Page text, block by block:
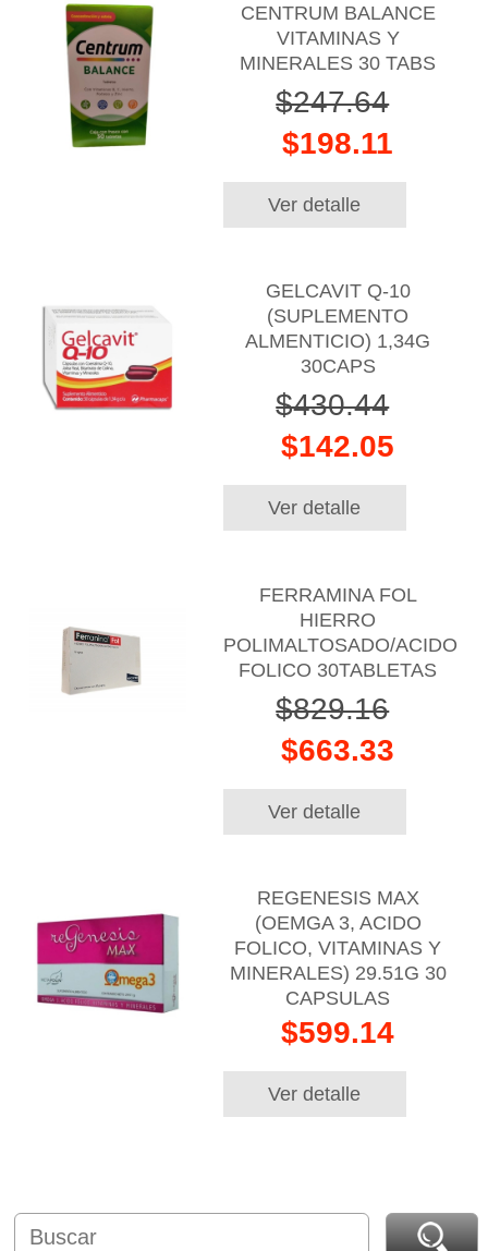
CENTRUM BALANCE
VITAMINAS Y
MINERALES 30 TABS
$247.64
$198.11
Ver detalle
GELCAVIT Q-10
(SUPLEMENTO
ALMENTICIO) 1,34G
30CAPS
$430.44
$142.05
Ver detalle
FERRAMINA FOL
HIERRO
POLIMALTOSADO/ACIDO
FOLICO 30TABLETAS
$829.16
$663.33
Ver detalle
REGENESIS MAX
(OEMGA 3, ACIDO
FOLICO, VITAMINAS Y
MINERALES) 29.51G 30
CAPSULAS
$599.14
Ver detalle